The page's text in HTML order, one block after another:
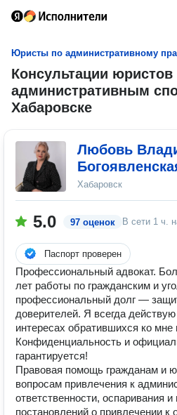
Юристы по административному
Консультации юристов
административным
Хабаровске
Любовь
Хабаровск
5.0 97 оценок В сети 1 ч.
Паспорт проверен
Профессиональный адвокат.
лет работы по гражданским и
профессиональный долг —
доверителей. Я всегда
интересах обратившихся ко мне
Конфиденциальность и
гарантируется!
Правовая помощь гражданам и
вопросам привлечения к
ответственности, оспаривания
постановлений о привлечении к